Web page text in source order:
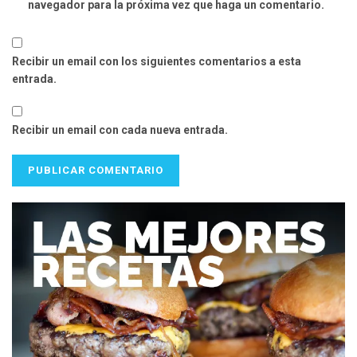
navegador para la próxima vez que haga un comentario.
Recibir un email con los siguientes comentarios a esta
entrada.
Recibir un email con cada nueva entrada.